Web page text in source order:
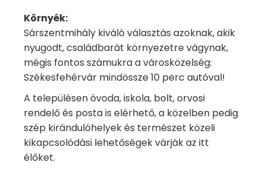
Környék:
Sárszentmihály kiváló választás azoknak, akik
nyugodt, családbarát környezetre vágynak,
mégis fontos számukra a városközelség:
Székesfehérvár mindössze 10 perc autóval!
A településen óvoda, iskola, bolt, orvosi
rendelő és posta is elérhető, a közelben pedig
szép kirándulóhelyek és természet közeli
kikapcsolódási lehetőségek várják az itt
élőket.